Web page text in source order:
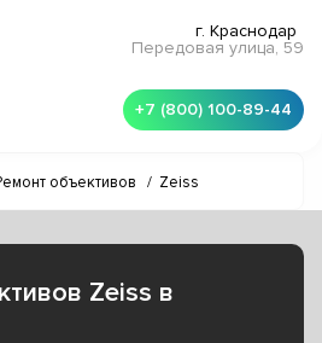
г. Краснодар
Передовая улица, 59
+7 (800) 100-89-44
объективов / Zeiss
Zeiss в